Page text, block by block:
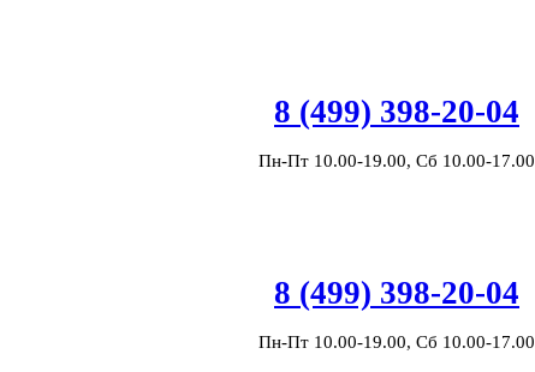
8 (499) 398-20-04
Пн-Пт 10.00-19.00, Сб 10.00-17.00
8 (499) 398-20-04
Пн-Пт 10.00-19.00, Сб 10.00-17.00